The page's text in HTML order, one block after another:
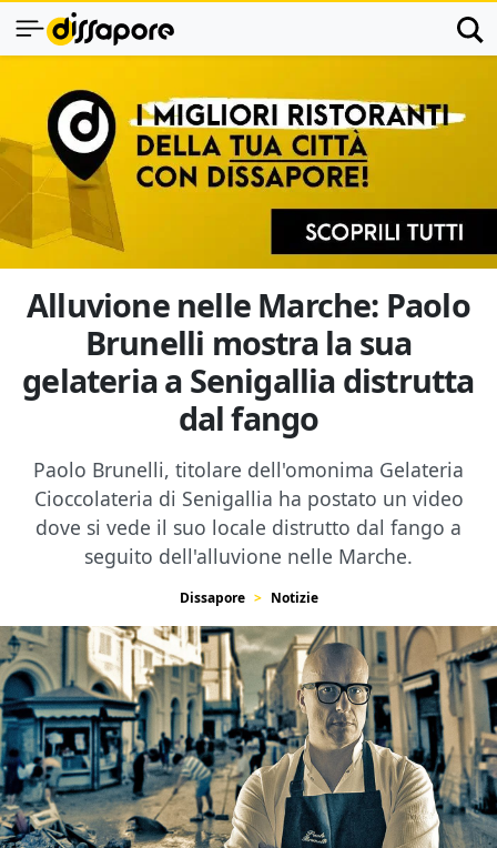
Alluvione nelle Marche: Paolo
Brunelli mostra la sua
gelateria a Senigallia distrutta
dal fango
Paolo Brunelli, titolare dell'omonima Gelateria
Cioccolateria di Senigallia ha postato un video
dove si vede il suo locale distrutto dal fango a
seguito dell'alluvione nelle Marche.
Dissapore Notizie